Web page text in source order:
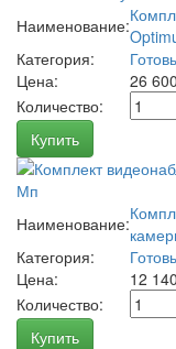
Наименование:
Категория:
Цена:
26
Количество:
Купить
Наименование:
Категория:
Цена:
12
Количество:
Купить